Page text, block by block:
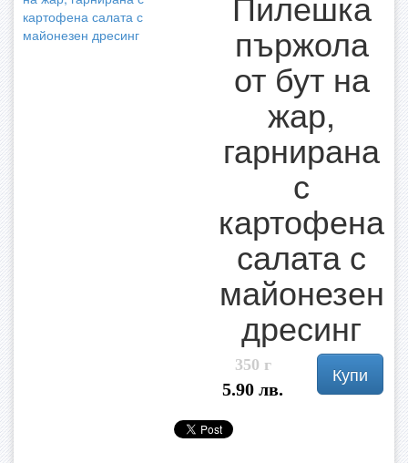
пържола
от бут на
жар,
гарнирана
с
картофена
салата с
майонезен
дресинг
350 г
5.90 лв.
Купи